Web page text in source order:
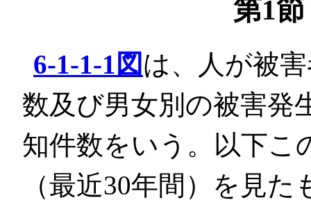
第1
6-1-1-1図は、人が被
数及び男女別の被害発
知件数をいう。以下こ
（最近30年間）を見